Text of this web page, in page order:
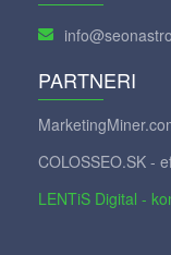
PARTNERI
COLOSSEO.SK -
LENTiS Digital -